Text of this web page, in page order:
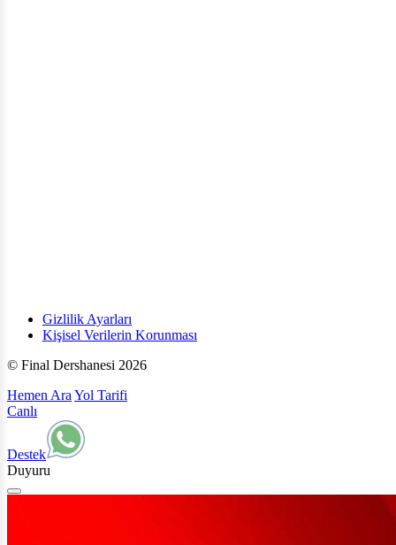
Gizlilik Ayarları
Kişisel Verilerin Korunması
© Final Dershanesi 2026
Hemen Ara Yol Tarifi
Canlı
Destek
Duyuru